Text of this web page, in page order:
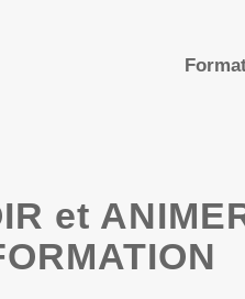
et